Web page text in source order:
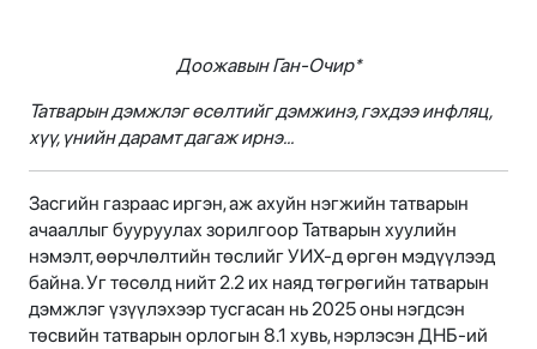
Доожавын Ган-Очир*
Татварын дэмжлэг өсөлтийг дэмжинэ, гэхдээ инфляц,
хүү, үнийн дарамт дагаж ирнэ…
Засгийн газраас иргэн, аж ахуйн нэгжийн татварын
ачааллыг бууруулах зорилгоор Татварын хуулийн
нэмэлт, өөрчлөлтийн төслийг УИХ-д өргөн мэдүүлээд
байна. Уг төсөлд нийт 2.2 их наяд төгрөгийн татварын
дэмжлэг үзүүлэхээр тусгасан нь 2025 оны нэгдсэн
төсвийн татварын орлогын 8.1 хувь, нэрлэсэн ДНБ-ий